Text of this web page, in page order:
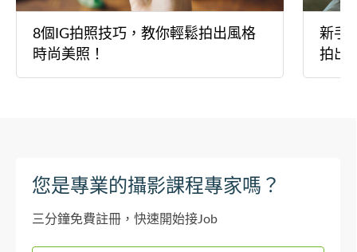
8個IG拍照技巧，教你輕鬆拍出風格
時尚美照！
新手
拍出
您是專業的攝影課程專家嗎？
三分鐘免費註冊，快速開始接Job